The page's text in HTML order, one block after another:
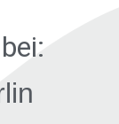
bei: